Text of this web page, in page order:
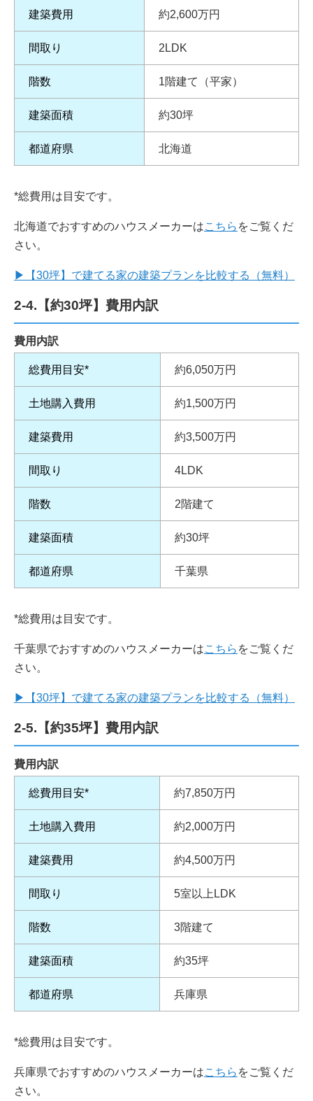
建築費用 約2,600万円
間取り 2LDK
階数 1階建て（平家）
建築面積 約30坪
都道府県 北海道
*総費用は目安です。
北海道でおすすめのハウスメーカーはこちら をご覧くだ
さい。
▶ 【30坪】で建てる家の建築プランを比較する（無料）
2-4.【約30坪】費用内訳
費用内訳
総費用目安* 約6,050万円
土地購入費用 約1,500万円
建築費用 約3,500万円
間取り 4LDK
階数 2階建て
建築面積 約30坪
都道府県 千葉県
*総費用は目安です。
千葉県でおすすめのハウスメーカーはこちら をご覧くだ
さい。
▶ 【30坪】で建てる家の建築プランを比較する（無料）
2-5.【約35坪】費用内訳
費用内訳
総費用目安* 約7,850万円
土地購入費用 約2,000万円
建築費用 約4,500万円
間取り 5室以上LDK
階数 3階建て
建築面積 約35坪
都道府県 兵庫県
*総費用は目安です。
兵庫県でおすすめのハウスメーカーはこちら をご覧くだ
さい。